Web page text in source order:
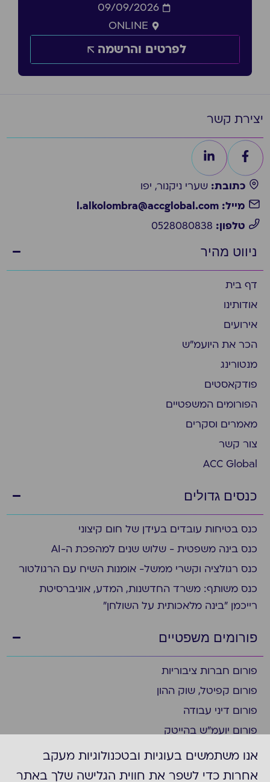
09/09/2026
ONLINE
לפרטים והרשמה
יצירת קשר
כתובת: שערי ניקנור, יפו
מייל: l.alkolombra@accglobal.com
טלפון:
ניווט מהיר
דף בית
אודותינו
אירועים
הכר את היועמ״ש
מנטורינג
פודקאסטים
הפורומים המשפטיים
מאמרים וסקרים
צור קשר
ACC Global
כנסים גדולים
כנס בטיחות עובדים בעידן של חום קיצוני
כנס בינה משפטית - שלוש שנים למהפכת ה-AI
כנס רגולציה וקשרי ממשל- אומנות השיח עם הרגולטור
כנס משותף: משרד החדשנות, המדע, אוניברסיטת
רייכמן "בינה מלאכותית על השולחן"
פורומים משפטיים
פורום חברות ציבוריות
פורום קפיטל, שוק ההון
פורום דיני עבודה
פורום יועמ"ש בהייטק
פורום ציות
פורום ביומד ופארמה
אנו משתמשים בעוגיות ובטכנולוגיות מעקב
אחרות כדי לשפר את חווית הגלישה שלך באתר